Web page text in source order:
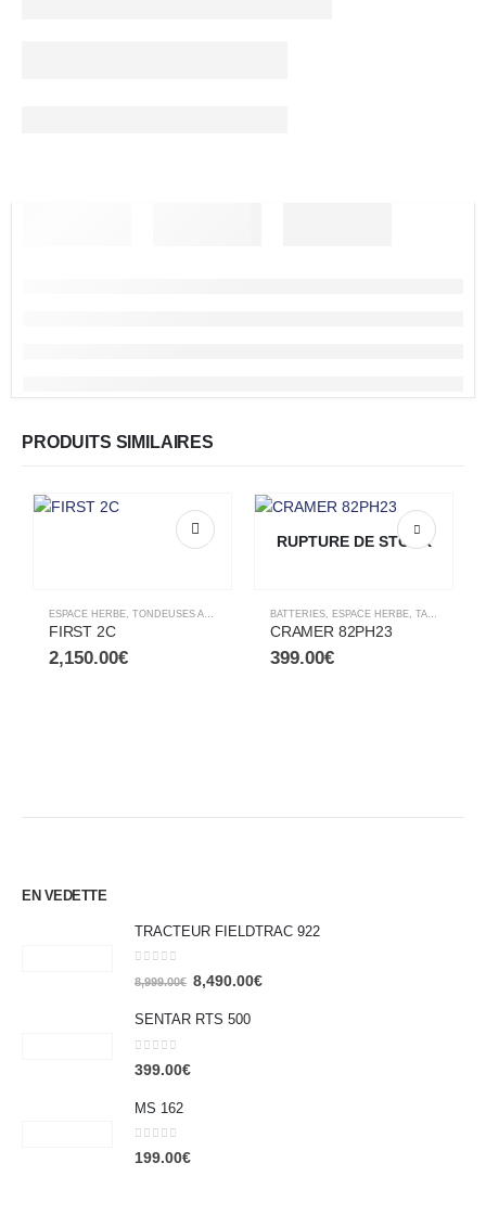
PRODUITS SIMILAIRES
ESPACE HERBE, TONDEUSES AUTOPORTÉES
FIRST 2C
2,150.00€
RUPTURE DE STOCK
BATTERIES, ESPACE HERBE, TAILLE HAIES
CRAMER 82PH23
399.00€
EN VEDETTE
TRACTEUR FIELDTRAC 922
out of 5
8,999.00€ 8,490.00€
SENTAR RTS 500
0 out of 5
399.00€
MS 162
0out of 5
199.00€